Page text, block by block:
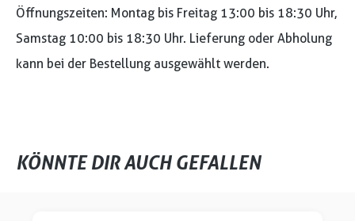
Öffnungszeiten: Montag bis Freitag 13:00 bis 18:30 Uhr,
Samstag 10:00 bis 18:30 Uhr. Lieferung oder Abholung
kann bei der Bestellung ausgewählt werden.
KÖNNTE DIR AUCH GEFALLEN